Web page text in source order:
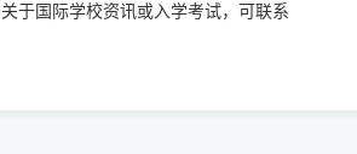
于国际学校资讯或入学考试， 可联系